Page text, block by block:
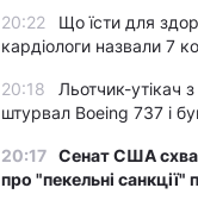
20:22
Що їсти для
кардіологи назвали 7
20:18
Льотчик-утікач
штурвал Boeing 737 і
20:17 Сенат США
про "пекельні